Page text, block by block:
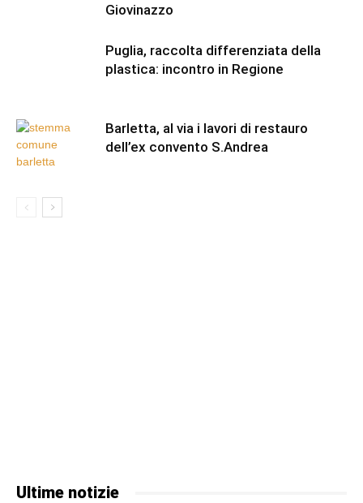
Giovinazzo
Puglia, raccolta differenziata della
plastica: incontro in Regione
Barletta, al via i lavori di restauro
dell’ex convento S.Andrea
Ultime notizie